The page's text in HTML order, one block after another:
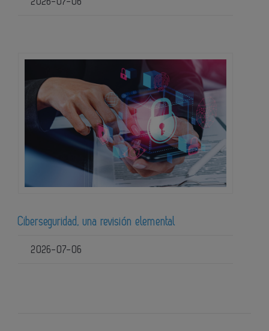
Ciberseguridad, una revisión elemental
2026-07-06